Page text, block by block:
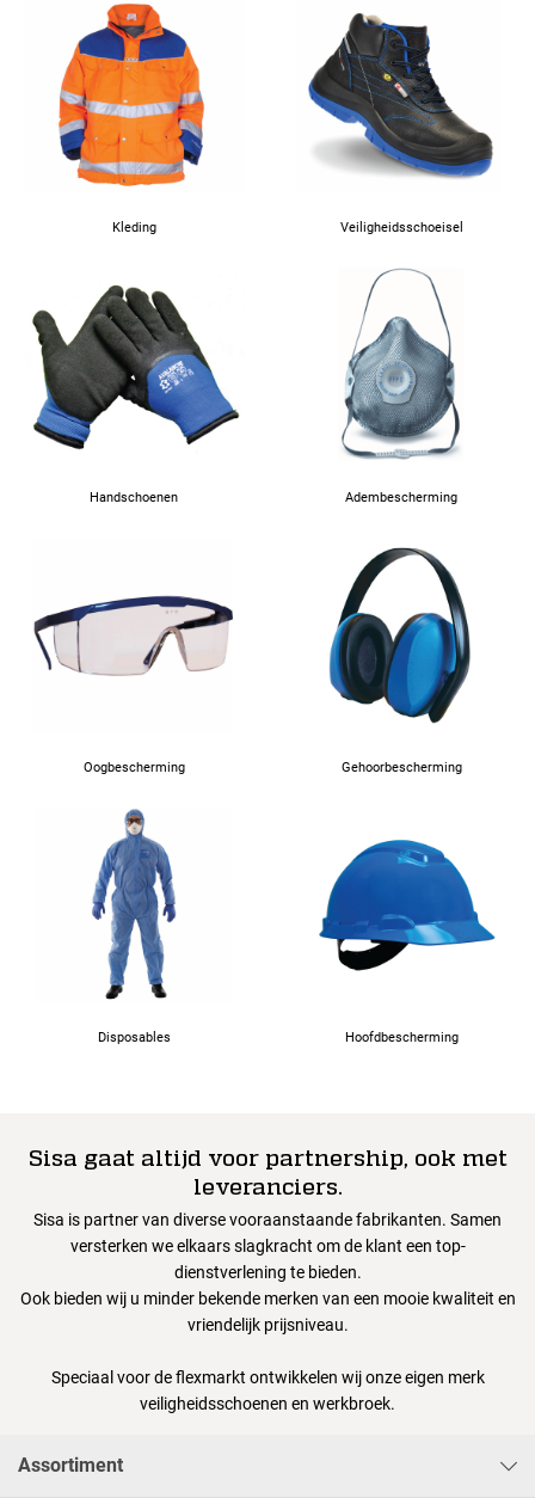
Kleding Veiligheidsschoeisel
Handschoenen Adembescherming
Oogbescherming Gehoorbescherming
Disposables Hoofdbescherming
Sisa gaat altijd voor partnership, ook met
leveranciers.
Sisa is partner van diverse vooraanstaande fabrikanten. Samen
versterken we elkaars slagkracht om de klant een top-
dienstverlening te bieden.
Ook bieden wij u minder bekende merken van een mooie kwaliteit en
vriendelijk prijsniveau.
Speciaal voor de flexmarkt ontwikkelen wij onze eigen merk
veiligheidsschoenen en werkbroek.
Assortiment